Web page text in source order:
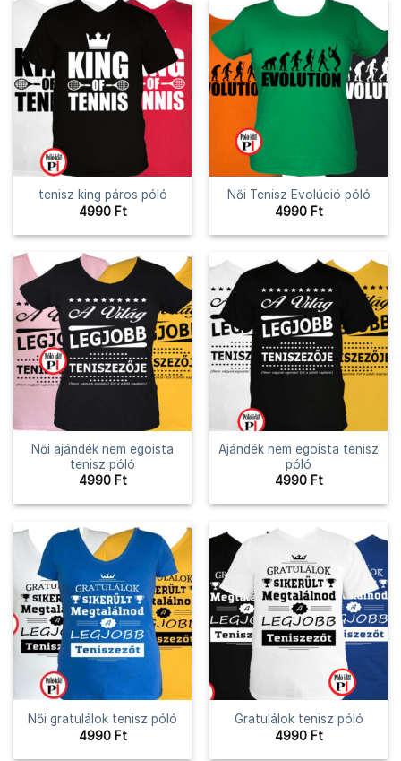
tenisz king páros póló
4990 Ft
Női Tenisz Evolúció póló
4990 Ft
Női ajándék nem egoista
tenisz póló
4990 Ft
Ajándék nem egoista tenisz
póló
4990 Ft
Női gratulálok tenisz póló
4990 Ft
Gratulálok tenisz póló
4990 Ft